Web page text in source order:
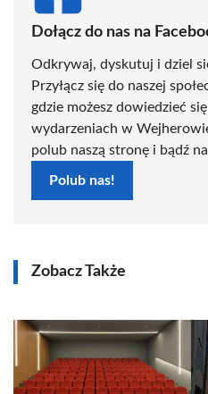
Dołącz do nas na
Odkrywaj, dyskutuj i dziel
Przyłącz się do naszej
gdzie możesz dowiedzieć
wydarzeniach w
polub naszą stronę i bądź
Polub nas!
Zobacz Także